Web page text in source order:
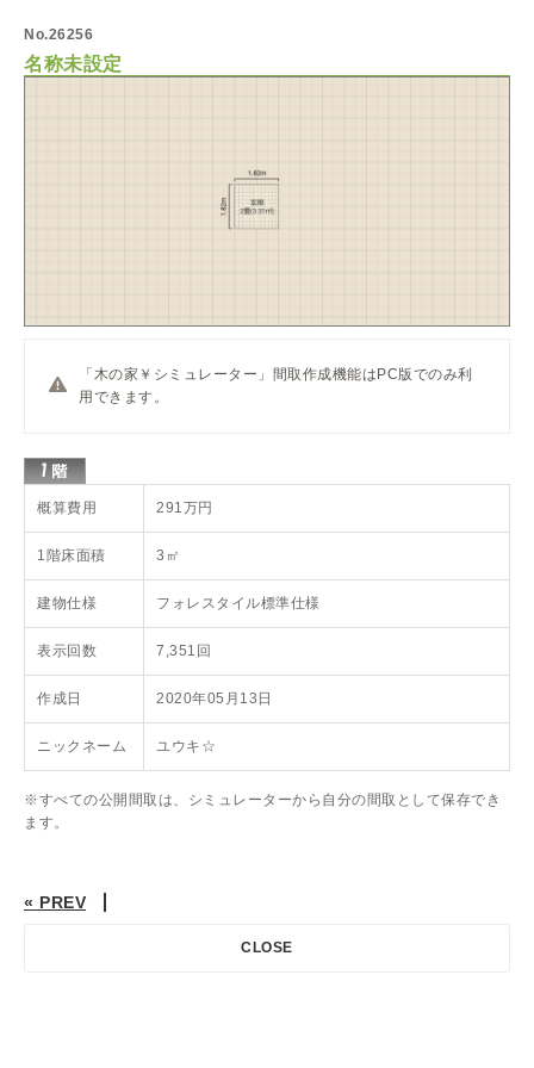
No.26256
名称未設定
「木の家￥シミュレーター」間取作成機能はPC版でのみ利
用できます。
概算費用 291万円
1階床面積 3㎡
建物仕様 フォレスタイル標準仕様
表示回数 7,351回
作成日 2020年05月13日
ニックネーム ユウキ☆
※すべての公開間取は、シミュレーターから自分の間取として保存でき
ます。
« PREV
CLOSE